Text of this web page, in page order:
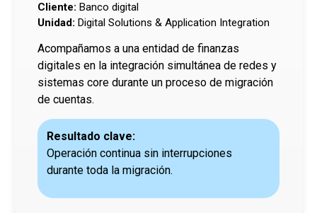
Cliente: Banco digital
Unidad: Digital Solutions & Application Integration
Acompañamos a una entidad de finanzas
digitales en la integración simultánea de redes y
sistemas core durante un proceso de migración
de cuentas.
Resultado clave:
Operación continua sin interrupciones
durante toda la migración.